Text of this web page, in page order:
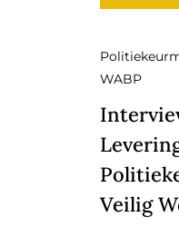
WABP
Veilig